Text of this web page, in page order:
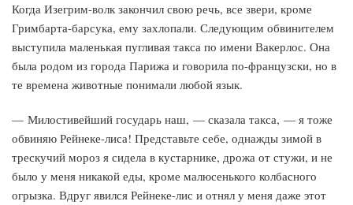
Когда Изегрим-волк закончил свою речь, все звери, кроме
Гримбарта-барсука, ему захлопали. Следующим обвинителем
выступила маленькая пугливая такса по имени Вакерлос. Она
была родом из города Парижа и говорила по-французски, но в
те времена животные понимали любой язык.
— Милостивейший государь наш, — сказала такса, — я тоже
обвиняю Рейнеке-лиса! Представьте себе, однажды зимой в
трескучий мороз я сидела в кустарнике, дрожа от стужи, и не
было у меня никакой еды, кроме малюсенького колбасного
огрызка. Вдруг явился Рейнеке-лис и отнял у меня даже этот